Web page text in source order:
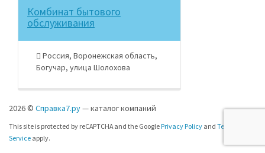
Комбинат бытового
обслуживания
Россия, Воронежская область,
Богучар, улица Шолохова
2026 © Справка7.ру— каталог компаний
This site is protected by reCAPTCHA and the Google Privacy Policy and Terms of
Service apply.